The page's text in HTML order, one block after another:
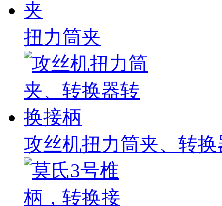
扭力筒夹
攻丝机扭力筒夹、转